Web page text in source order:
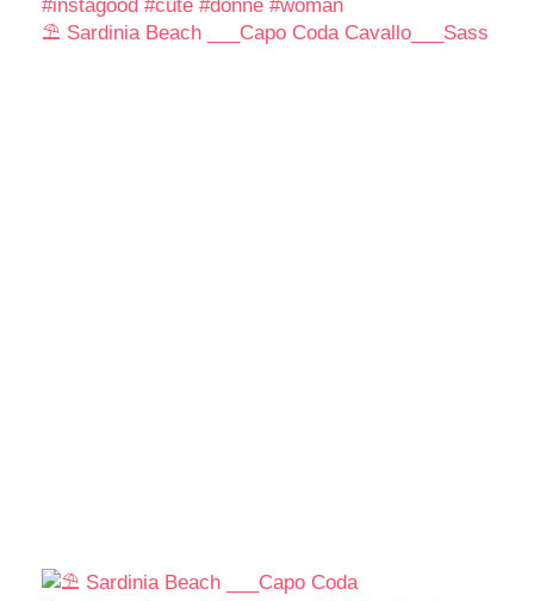
⛱️ Sardinia Beach ___Capo Coda Cavallo___Sass